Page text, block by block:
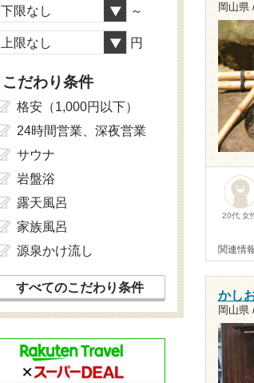
岡山県
20代 女
関連情
かし
岡山県
下限なし ～
上限なし 円
こだわり条件
格安（1,000円以下）
24時間営業、深夜営業
サウナ
岩盤浴
露天風呂
家族風呂
源泉かけ流し
すべてのこだわり条件